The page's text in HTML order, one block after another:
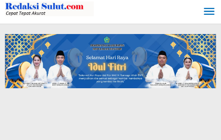
Lewati
ke
konten